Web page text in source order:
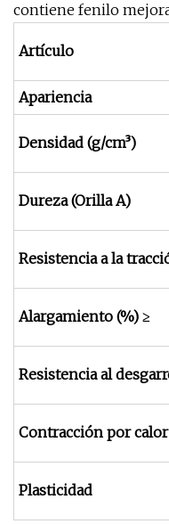
contiene fenilo
Artículo
Apariencia
Densidad (g/cm³)
Dureza (Orilla A)
Resistencia a la
Alargamiento (%) ≥
Resistencia al
Contracción por calor
Plasticidad